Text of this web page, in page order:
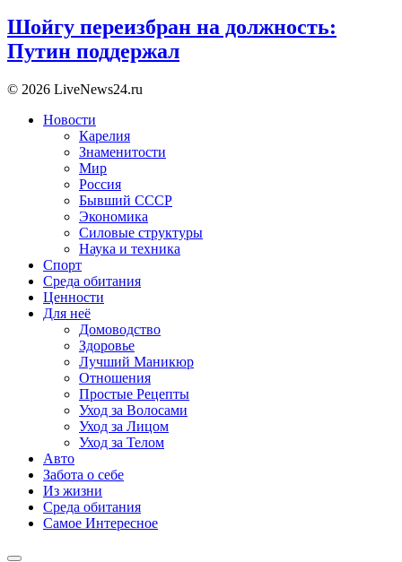
Шойгу переизбран на должность:
Путин поддержал
© 2026 LiveNews24.ru
Новости
Карелия
Знаменитости
Мир
Россия
Бывший СССР
Экономика
Силовые структуры
Наука и техника
Спорт
Среда обитания
Ценности
Для неё
Домоводство
Здоровье
Лучший Маникюр
Отношения
Простые Рецепты
Уход за Волосами
Уход за Лицом
Уход за Телом
Авто
Забота о себе
Из жизни
Среда обитания
Самое Интересное